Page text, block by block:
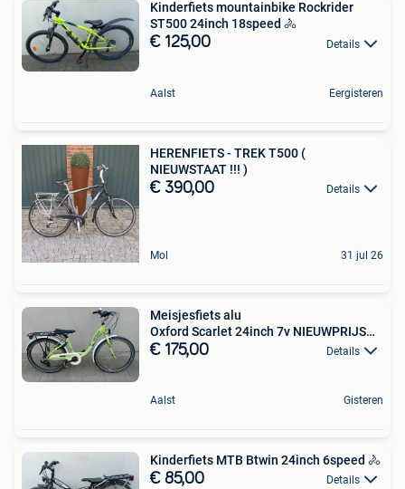
Kinderfiets mountainbike Rockrider
ST500 24inch 18speed 🚴
€ 125,00 Details
Aalst Eergisteren
HERENFIETS - TREK T500 (
NIEUWSTAAT !!! )
€ 390,00 Details
Mol 31 jul 26
Meisjesfiets alu
Oxford Scarlet 24inch 7v NIEUWPRIJS
399€ 🚴
€ 175,00 Details
Aalst Gisteren
Kinderfiets MTB Btwin 24inch 6speed 🚴
€ 85,00 Details